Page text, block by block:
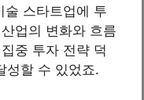
술 스타트업에 투
업의 변화와 흐름
중 투자 전략 덕
성할 수 있었죠.